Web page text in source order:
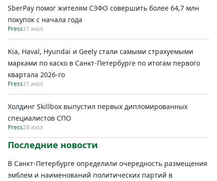
SberPay помог жителям СЗФО совершить более 64,7 млн
покупок c начала года
Press31 июл
Kia, Haval, Hyundai и Geely стали самыми страхуемыми
марками по каско в Санкт-Петербурге по итогам первого
квартала 2026-го
Press31 июл
Холдинг Skillbox выпустил первых дипломированных
специалистов СПО
Press28 июл
Последние новости
В Санкт-Петербурге определили очередность размещения
эмблем и наименований политических партий в